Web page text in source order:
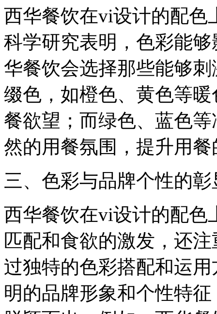
西华餐饮在vi设计的配色
科学研究表明，色彩能
华餐饮会选择那些能够
缀色，如橙色、黄色等
餐欲望；而绿色、蓝色
然的用餐氛围，提升用
三、色彩与品牌个性的彰
西华餐饮在vi设计的配色
匹配和食欲的激发，还
过独特的色彩搭配和运
明的品牌形象和个性特